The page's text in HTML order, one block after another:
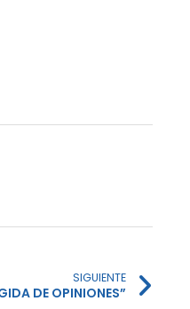
SIGUIENTE
DE OPINIONES”